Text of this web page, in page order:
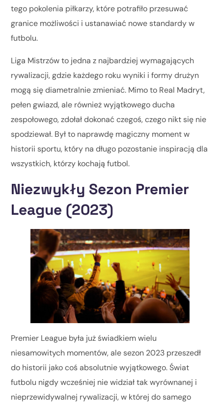
tego pokolenia piłkarzy, które potrafiło przesuwać
granice możliwości i ustanawiać nowe standardy w
futbolu.
Liga Mistrzów to jedna z najbardziej wymagających
rywalizacji, gdzie każdego roku wyniki i formy drużyn
mogą się diametralnie zmieniać. Mimo to Real Madryt,
pełen gwiazd, ale również wyjątkowego ducha
zespołowego, zdołał dokonać czegoś, czego nikt się nie
spodziewał. Był to naprawdę magiczny moment w
historii sportu, który na długo pozostanie inspiracją dla
wszystkich, którzy kochają futbol.
Niezwykły Sezon Premier
League (2023)
Premier League była już świadkiem wielu
niesamowitych momentów, ale sezon 2023 przeszedł
do historii jako coś absolutnie wyjątkowego. Świat
futbolu nigdy wcześniej nie widział tak wyrównanej i
nieprzewidywalnej rywalizacji, w której do samego